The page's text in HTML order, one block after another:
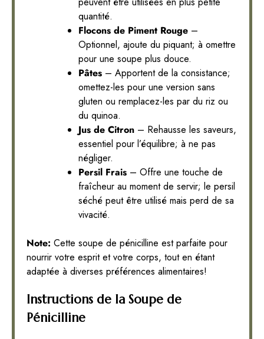
quantité.
Flocons de Piment Rouge –
Optionnel, ajoute du piquant; à omettre
pour une soupe plus douce.
Pâtes – Apportent de la consistance;
omettez-les pour une version sans
gluten ou remplacez-les par du riz ou
du quinoa.
Jus de Citron – Rehausse les saveurs,
essentiel pour l’équilibre; à ne pas
négliger.
Persil Frais – Offre une touche de
fraîcheur au moment de servir; le persil
séché peut être utilisé mais perd de sa
vivacité.
Note: Cette soupe de pénicilline est parfaite pour
nourrir votre esprit et votre corps, tout en étant
adaptée à diverses préférences alimentaires!
Instructions de la Soupe de
Pénicilline